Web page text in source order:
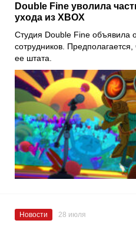
Double Fine уволила
ухода из XBOX
Студия Double Fine объявила
сотрудников.
ее штата.
Новости 28 июля